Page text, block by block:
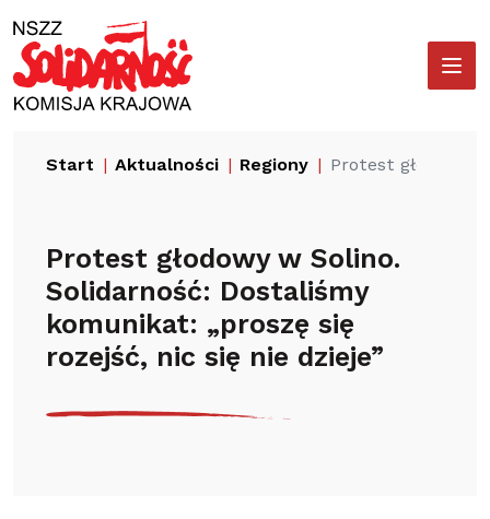
do
treści
Start Aktualności Regiony Protest głodowy
Protest głodowy w Solino.
Solidarność: Dostaliśmy
komunikat: „proszę się
rozejść, nic się nie dzieje”